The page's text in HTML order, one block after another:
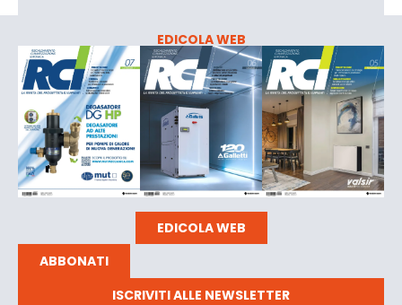
EDICOLA WEB
EDICOLA WEB
ABBONATI
ISCRIVITI ALLE NEWSLETTER